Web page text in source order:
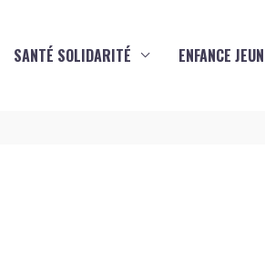
SANTÉ SOLIDARITÉ ENFANCE